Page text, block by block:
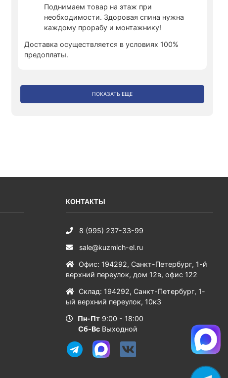
Поднимаем товар на этаж при
необходимости. Здоровая спина нужна
каждому прорабу и монтажнику!
Доставка осуществляется в условиях 100%
предоплаты.
ПОКАЗАТЬ ЕЩЕ
КОНТАКТЫ
8 (995) 237-33-99
sale@kuzmich-el.ru
Офис: 194292, Санкт-Петербург, 1-й
верхний переулок, дом 12в, офис 122
Склад: 194292, Санкт-Петербург, 1-
ый верхний переулок, 10к3
Пн-Пт 9:00 - 18:00
Сб-ВсВыходной